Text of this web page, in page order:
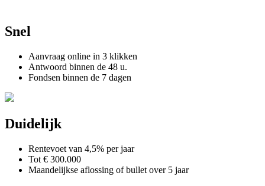
Snel
Aanvraag online in 3 klikken
Antwoord binnen de 48 u.
Fondsen binnen de 7 dagen
Duidelijk
Rentevoet van 4,5% per jaar
Tot € 300.000
Maandelijkse aflossing of bullet over 5 jaar